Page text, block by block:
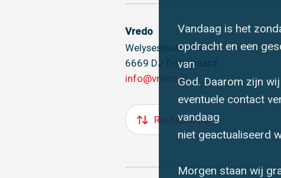
Vandaag is het
opdracht en een
van
God. Daarom zijn
eventuele contact
vandaag
niet geactualiseerd
Morgen staan wij
Vredo
Welysestraat 25a
6669 DJ Dodewaard
info@vredo.nl
Routeplanner